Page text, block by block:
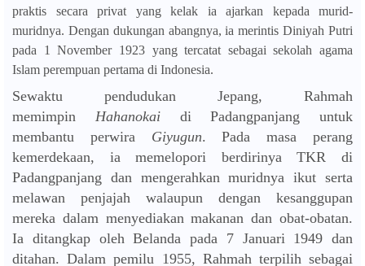
praktis secara privat yang kelak ia ajarkan kepada murid-
muridnya. Dengan dukungan abangnya, ia merintis Diniyah Putri
pada 1 November 1923 yang tercatat sebagai sekolah agama
Islam perempuan pertama di Indonesia.
Sewaktu pendudukan Jepang, Rahmah
memimpin Hahanokaidi Padangpanjang untuk
membantu perwira Giyugun. Pada masa perang
kemerdekaan, ia memelopori berdirinya TKR di
Padangpanjang dan mengerahkan muridnya ikut serta
melawan penjajah walaupun dengan kesanggupan
mereka dalam menyediakan makanan dan obat-obatan.
Ia ditangkap oleh Belanda pada 7 Januari 1949 dan
ditahan. Dalam pemilu 1955, Rahmah terpilih sebagai